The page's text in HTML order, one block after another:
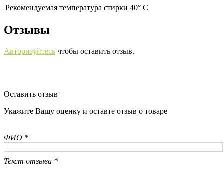
Рекомендуемая температура стирки 40° С
Отзывы
Авторизуйтесь чтобы оставить отзыв.
Оставить отзыв
Укажите Вашу оценку и оставте отзыв о товаре
ФИО *
Текст отзыва *